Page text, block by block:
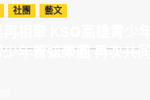
社團 藝文
年管弦樂團 再次共